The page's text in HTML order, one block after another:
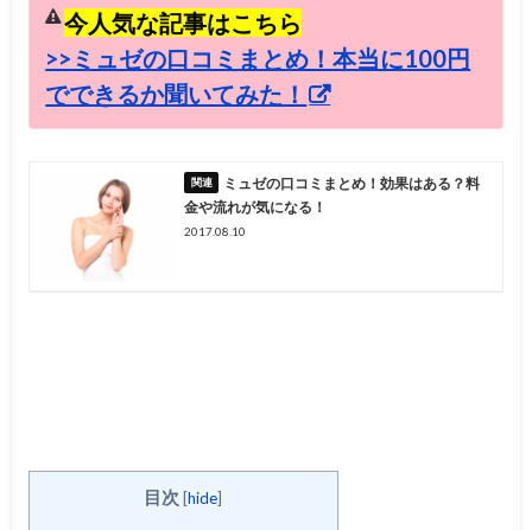
今人気な記事はこちら
>>ミュゼの口コミまとめ！本当に100円
でできるか聞いてみた！
ミュゼの口コミまとめ！効果はある？料
金や流れが気になる！
2017.08.10
目次 [hide]